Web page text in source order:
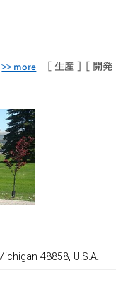
[ 生産 ] [ 開発
48858, U.S.A.